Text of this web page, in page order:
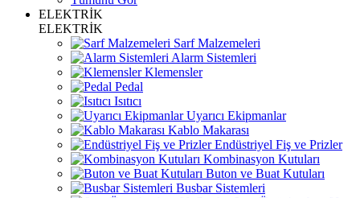
ELEKTRİK
ELEKTRİK
Sarf Malzemeleri
Alarm Sistemleri
Klemensler
Pedal
Isıtıcı
Uyarıcı Ekipmanlar
Kablo Makarası
Endüstriyel Fiş ve Prizler
Kombinasyon Kutuları
Buton ve Buat Kutuları
Busbar Sistemleri